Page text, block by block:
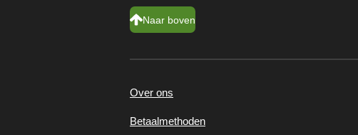
Naar boven
Over ons
Betaalmethoden